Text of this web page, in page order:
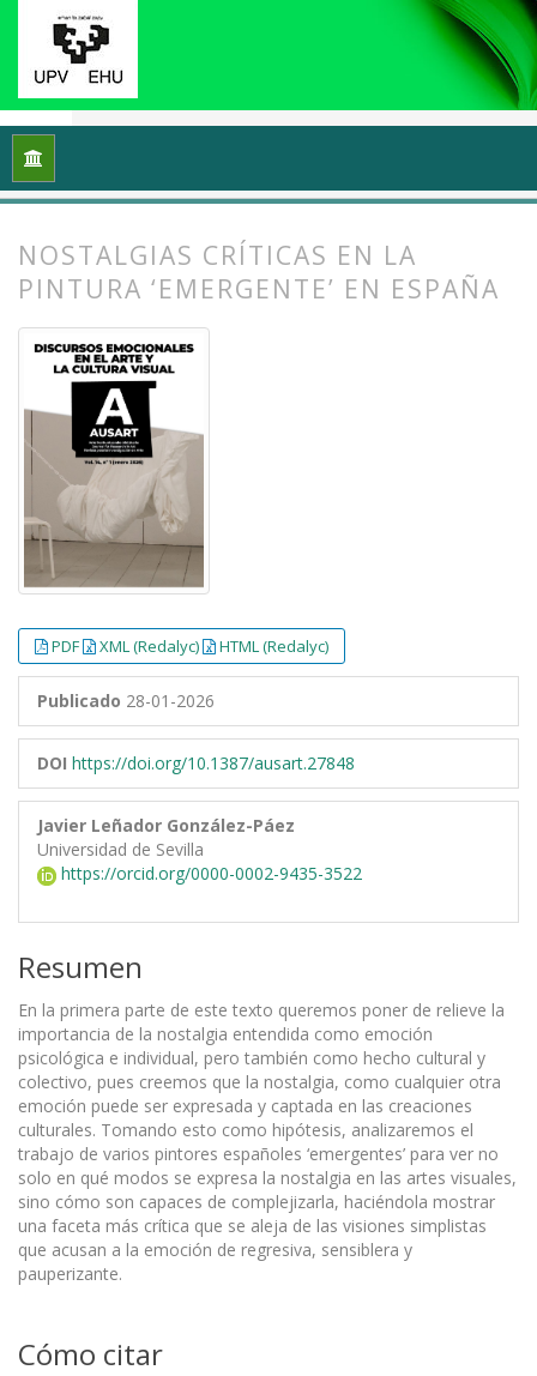
Inicio
NOSTALGIAS CRÍTICAS EN LA
PINTURA ‘EMERGENTE’ EN ESPAÑA
PDF XML (Redalyc) HTML (Redalyc)
Publicado 28-01-2026
DOI https://doi.org/10.1387/ausart.27848
Javier Leñador González-Páez
Universidad de Sevilla
https://orcid.org/0000-0002-9435-3522
Resumen
En la primera parte de este texto queremos poner de relieve la
importancia de la nostalgia entendida como emoción
psicológica e individual, pero también como hecho cultural y
colectivo, pues creemos que la nostalgia, como cualquier otra
emoción puede ser expresada y captada en las creaciones
culturales. Tomando esto como hipótesis, analizaremos el
trabajo de varios pintores españoles ‘emergentes’ para ver no
solo en qué modos se expresa la nostalgia en las artes visuales,
sino cómo son capaces de complejizarla, haciéndola mostrar
una faceta más crítica que se aleja de las visiones simplistas
que acusan a la emoción de regresiva, sensiblera y
pauperizante.
Cómo citar